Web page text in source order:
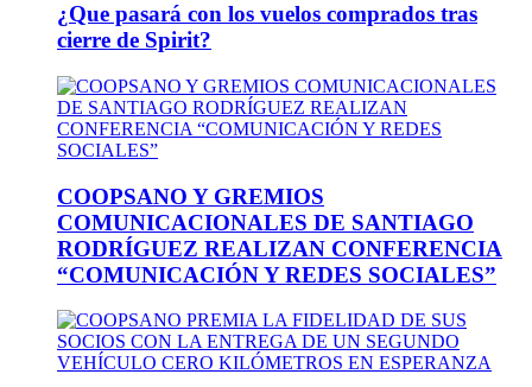
¿Que pasará con los vuelos comprados tras
cierre de Spirit?
COOPSANO Y GREMIOS
COMUNICACIONALES DE SANTIAGO
RODRÍGUEZ REALIZAN CONFERENCIA
“COMUNICACIÓN Y REDES SOCIALES”